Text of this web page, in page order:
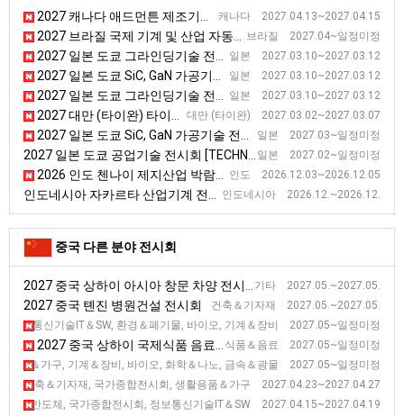
캐나다 2027.04.13~2027.04.15
2027 캐나다 애드먼튼 제조기술 전시회
브라질 2027.04~일정미정
2027 브라질 국제 기계 및 산업 자동화 박람회 [Autocom]
일본 2027.03.10~2027.03.12
2027 일본 도쿄 그라인딩기술 전시회 [GTJ]
일본 2027.03.10~2027.03.12
2027 일본 도쿄 SiC, GaN 가공기술 전시회
일본 2027.03.10~2027.03.12
2027 일본 도쿄 그라인딩기술 전시회 [GTJ]
대만 (타이완) 2027.03.02~2027.03.07
2027 대만 (타이완) 타이베이 공작기계 전시회 [TIMTOS]
일본 2027.03~일정미정
2027 일본 도쿄 SiC, GaN 가공기술 전시회
일본 2027.02~일정미정
2027 일본 도쿄 공업기술 전시회 [TECHNICAL SHOW]
인도 2026.12.03~2026.12.05
2026 인도 첸나이 제지산업 박람회 [Paper Expo South India 2026]
인도네시아 2026.12.~2026.12.
인도네시아 자카르타 산업기계 전시회
중국 다른 분야 전시회
기타 2027.05.~2027.05.
2027 중국 상하이 아시아 창문 차양 전시회
건축＆기자재 2027.05.~2027.05.
2027 중국 톈진 병원건설 전시회
정보통신기술IT＆SW, 환경＆폐기물, 바이오, 기계＆장비 2027.05~일정미정
2027 중국 베이징 과학기술산업 전시회 [CHITEX]
식품＆음료 2027.05~일정미정
2027 중국 상하이 국제식품 음료 전시회
용품＆가구, 기계＆장비, 바이오, 화학＆나노, 금속＆광물 2027.05~일정미정
2027 중국 청두 서부 국제 전시회 [WCIF]
건축＆기자재, 국가종합전시회, 생활용품＆가구 2027.04.23~2027.04.27
2027 중국 광저우 춘계 수출입 상품 교역 전시회 (2기)
자＆반도체, 국가종합전시회, 정보통신기술IT＆SW 2027.04.15~2027.04.19
2027 중국 광저우 춘계 수출입 상품 교역 전시회 (1기)